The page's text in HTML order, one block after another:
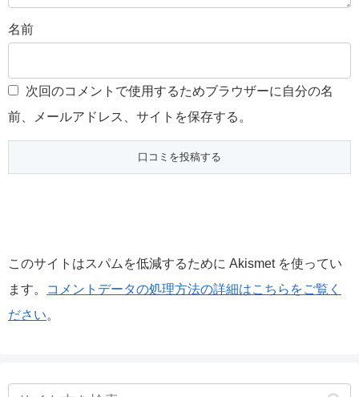
名前
次回のコメントで使用するためブラウザーに自分の名
前、メールアドレス、サイトを保存する。
このサイトはスパムを低減するために Akismet を使ってい
ます。
コメントデータの処理方法の詳細はこちらをご覧く
ださい。